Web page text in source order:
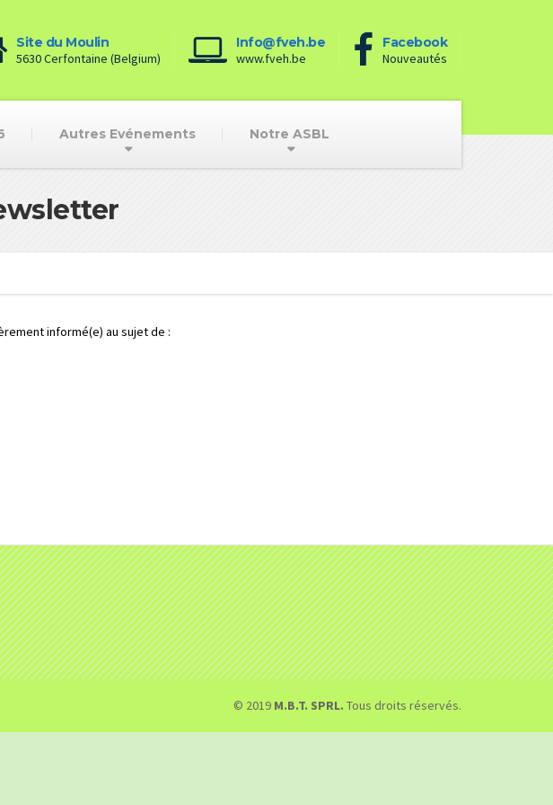
Site du Moulin
5630 Cerfontaine (Belgium)
Info@fveh.be
www.fveh.be
Facebook
Nouveautés
Autres Evénements Notre ASBL
informé(e) au sujet de :
© 2019 M.B.T. SPRL. Tous droits réservés.